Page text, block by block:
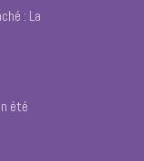
: La
été